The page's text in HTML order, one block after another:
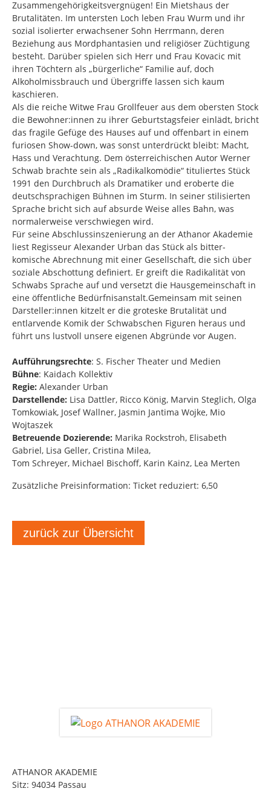
ATHANOR AKADEMIE
Sitz: 94034 Passau
Zusammengehörigkeitsvergnügen! Ein Mietshaus der
Brutalitäten. Im untersten Loch leben Frau Wurm und ihr
sozial isolierter erwachsener Sohn Herrmann, deren
Beziehung aus Mordphantasien und religiöser Züchtigung
besteht. Darüber spielen sich Herr und Frau Kovacic mit
ihren Töchtern als „bürgerliche“ Familie auf, doch
Alkoholmissbrauch und Übergriffe lassen sich kaum
kaschieren.
Als die reiche Witwe Frau Grollfeuer aus dem obersten Stock
die Bewohner:innen zu ihrer Geburtstagsfeier einlädt, bricht
das fragile Gefüge des Hauses auf und offenbart in einem
furiosen Show-down, was sonst unterdrückt bleibt: Macht,
Hass und Verachtung. Dem österreichischen Autor Werner
Schwab brachte sein als „Radikalkomödie“ tituliertes Stück
1991 den Durchbruch als Dramatiker und eroberte die
deutschsprachigen Bühnen im Sturm. In seiner stilisierten
Sprache bricht sich auf absurde Weise alles Bahn, was
normalerweise verschwiegen wird.
Für seine Abschlussinszenierung an der Athanor Akademie
liest Regisseur Alexander Urban das Stück als bitter-
komische Abrechnung mit einer Gesellschaft, die sich über
soziale Abschottung definiert. Er greift die Radikalität von
Schwabs Sprache auf und versetzt die Hausgemeinschaft in
eine öffentliche Bedürfnisanstalt.Gemeinsam mit seinen
Darsteller:innen kitzelt er die groteske Brutalität und
entlarvende Komik der Schwabschen Figuren heraus und
führt uns lustvoll un­sere eigenen Abgründe vor Augen.
Aufführungsrechte: S. Fischer Theater und Medien
Bühne: Kaidach Kollektiv
Regie: Alexander Urban
Darstellende: Lisa Dattler, Ricco König, Marvin Steglich, Olga
Tomkowiak, Josef Wallner, Jasmin Jantima Wojke, Mio
Wojtaszek
Betreuende Dozierende: Marika Rockstroh, Elisabeth
Gabriel, Lisa Geller, Cristina Milea,
Tom Schreyer, Michael Bischoff, Karin Kainz, Lea Merten
Zusätzliche Preisinformation: Ticket reduziert: 6,50
zurück zur Übersicht